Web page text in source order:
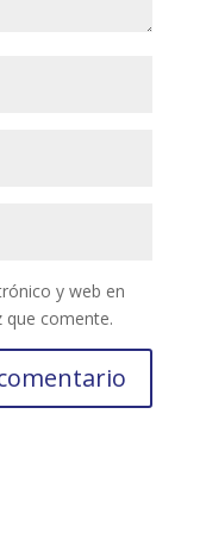
y web en
que comente.